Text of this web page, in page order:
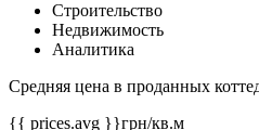
Строительство
Недвижимость
Аналитика
Средняя цена в проданных
{{ prices.avg }}грн/кв.м